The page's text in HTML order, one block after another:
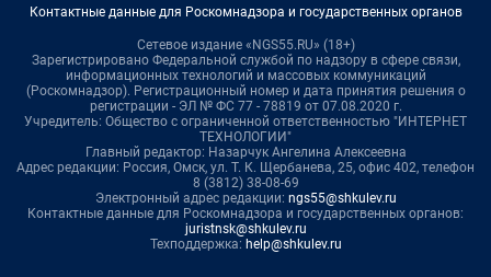
Контактные данные для Роскомнадзора и государственных органов
Сетевое издание «NGS55.RU» (18+)
Зарегистрировано Федеральной службой по надзору в сфере связи,
информационных технологий и массовых коммуникаций
(Роскомнадзор). Регистрационный номер и дата принятия решения о
регистрации - ЭЛ № ФС 77 - 78819 от 07.08.2020 г.
Учредитель: Общество с ограниченной ответственностью "ИНТЕРНЕТ
ТЕХНОЛОГИИ"
Главный редактор: Назарчук Ангелина Алексеевна
Адрес редакции: Россия, Омск, ул. Т. К. Щербанева, 25, офис 402, телефон
8 (3812) 38-08-69
Электронный адрес редакции: ngs55@shkulev.ru
Контактные данные для Роскомнадзора и государственных органов:
juristnsk@shkulev.ru
Техподдержка: help@shkulev.ru